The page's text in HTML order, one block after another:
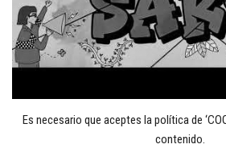
Es necesario que aceptes la política de
contenido.